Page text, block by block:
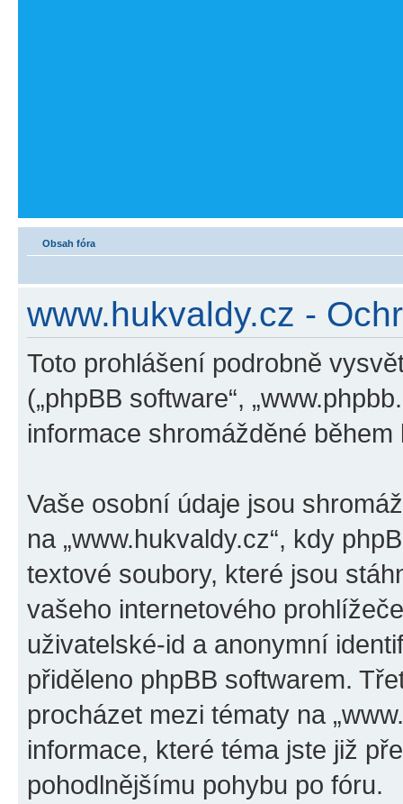
Obsah fóra
www.hukvaldy.cz -
Toto prohlášení podrobně
(„phpBB software“,
informace shromážděné
Vaše osobní údaje jsou
na „www.hukvaldy.cz“, kdy
textové soubory, které jsou
vašeho internetového
uživatelské-id a anonymní
přiděleno phpBB softwarem.
procházet mezi tématy na
informace, které téma jste již
pohodlnějšímu pohybu po fóru.